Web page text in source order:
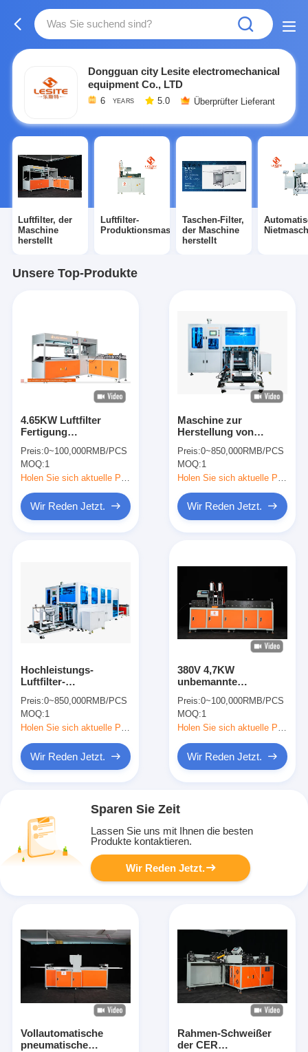
Dongguan city Lesite electromechanical
equipment Co., LTD
6 YEARS 5.0 Überprüfter Lieferant
Luftfilter, der
Maschine
herstellt
Luftfilter-
Produktionsmaschine
Taschen-Filter,
der Maschine
herstellt
Unsere Top-Produkte
4.65KW Luftfilter
Fertigung
mit CE-Zertifizierung
Preis:0~100,000RMB/PCS
MOQ:1
Wir Reden Jetzt.
Maschine zur
Herstellung von
automatisierten
Beutel- und
Nietenlösungen für die
Herstellung und
Konsistenz von
Filterbeuteln
Preis:0~850,000RMB/PCS
MOQ:1
Wir Reden Jetzt.
Hochleistungs-
Luftfilter-
Komplette
Produktionslinienlösungen
Preis:0~850,000RMB/PCS
MOQ:1
Wir Reden Jetzt.
380V 4,7KW
unbemannte
Maschine für den
Außenrahmen
Preis:0~100,000RMB/PCS
MOQ:1
Wir Reden Jetzt.
Sparen Sie Zeit
Lassen Sie uns mit Ihnen die besten
Produkte kontaktieren.
Wir Reden Jetzt.
Vollautomatische
pneumatische
Rahmen-Schweißer
der CER